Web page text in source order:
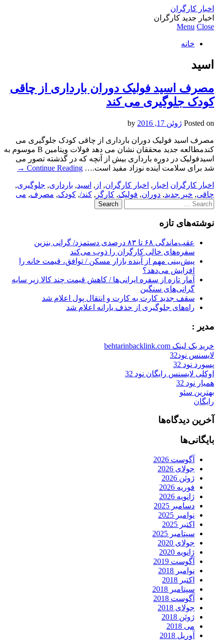
اخبار کارگران
اخبار جدید کارگران
Menu Close
خانه
اسید
مصرف اسید فولیک دوران بارداری از چاقی
کودک جلوگیری می کند
Posted on ژوئن 17, 2016
مصرف اسید فولیک دوران بارداری از چاقی کودک جلوگیری می
کندمطالعه جدید محققان نشان می دهد فولات ویتامین B موسوم به
اسیدفولیک در دوره بارداری بیش از آنچه که در گذشته تصور می
شد برای سلامت آینده نوزاد مفید است.… Continue Reading
→
اخبار کارگران اخبار , اخبار کارگران, از , اسید, بارداری, جلوگیری,
چاقی, خبر جدید, دوران, فولیک, کارگر , کند/, کودک, مصرف, می
Search
for:
نوشته‌های تازه
عقب‌ماندگی ۶۸ تا ۸۳ درصدی دستمزد/ گرانی بنزین
سفره‌های خالی کارگران را ذوب می‌کند
پیش‌بینی مهم از آینده بازار مسکن / توافق، قیمت خانه را
افزایش می‌دهد؟
آمار تازه از سفره ایرانی‌ها / کاهش قیمت چند کالا زیر سایه
گرانی‌های سنگین
سقف جدید کارت به کارت و انتقال پول اعلام شد
راه‌های جلوگیری از حذف یارانه اعلام شد
مدیر :
خرید بک لینک behtarinbacklink.com
لایسنس نود32
پسورد نود 32
اوکلی لایسنس رایگان نود 32
همیار نود 32
بهترین سئو
رایگان
آخرین دیدگاه‌ها
بایگانی‌ها
آگوست 2026
جولای 2026
ژوئن 2026
فوریه 2026
ژانویه 2026
دسامبر 2025
نوامبر 2025
اکتبر 2025
سپتامبر 2025
جولای 2020
ژانویه 2020
آگوست 2019
نوامبر 2018
اکتبر 2018
سپتامبر 2018
آگوست 2018
جولای 2018
ژوئن 2018
می 2018
آوریل 2018